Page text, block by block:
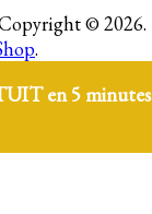
© 2026.
.
en 5 minutes